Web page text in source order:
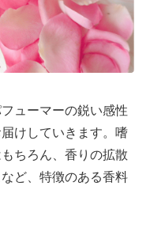
ューマーの鋭い感性
けしていきます。嗜
ちろん、香りの拡散
ど、特徴のある香料